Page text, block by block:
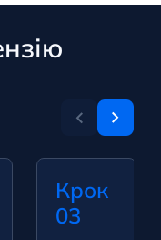
Крок
03